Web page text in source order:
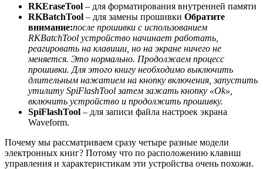
RKEraseTool – для форматирования внутренней памяти
RKBatchTool – для замены прошивки Обратите
внимание:после прошивки с использованием
RKBatchTool устройство начинает работать,
реагировать на клавиши, но на экране ничего не
меняется. Это нормально. Продолжаем процесс
прошивки. Для этого книгу необходимо выключить
длительным нажатием на кнопку включения, запустить
утилиту SpiFlashTool затем зажать кнопку «Ok»,
включить устройство и продолжить прошивку.
SpiFlashTool – для записи файла настроек экрана
Waveform.
Почему мы рассматриваем сразу четыре разные модели
электронных книг? Потому что по расположению клавиш
управления и характеристикам эти устройства очень похожи.